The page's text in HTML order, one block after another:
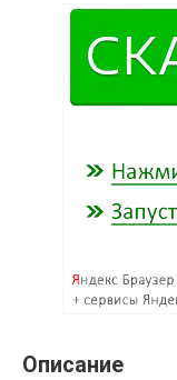
Описание